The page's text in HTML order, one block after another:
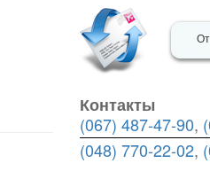
Контакты
(067) 487-47-90,
(048) 770-22-02,